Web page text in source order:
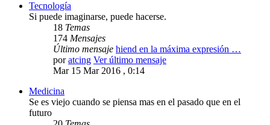
Tecnología
Si puede imaginarse, puede hacerse.
18 Temas
174 Mensajes
Último mensaje hiend en la máxima expresión …
poratcing Ver último mensaje
Mar 15 Mar 2016 , 0:14
Medicina
Se es viejo cuando se piensa mas en el pasado que en el
futuro